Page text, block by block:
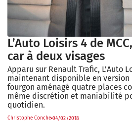
L’Auto Loisirs 4 de
car à deux visages
Apparu sur Renault Trafic, L'Auto
maintenant disponible en version
fourgon aménagé quatre places
même discrétion et maniabilité
quotidien.
Christophe Conche 04/02/2018